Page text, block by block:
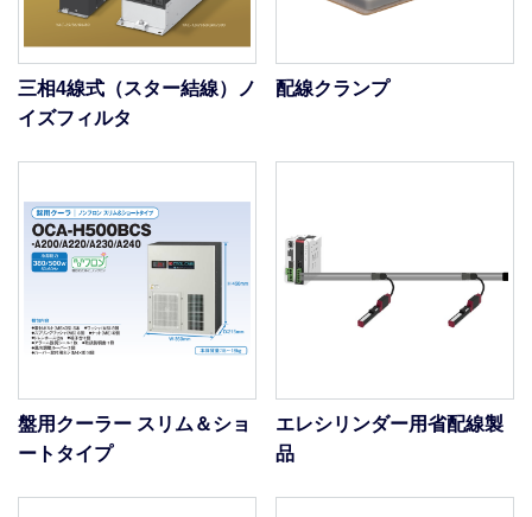
三相4線式（スター結線）ノ
イズフィルタ
配線クランプ
盤用クーラー スリム＆ショ
ートタイプ
エレシリンダー用省配線製
品